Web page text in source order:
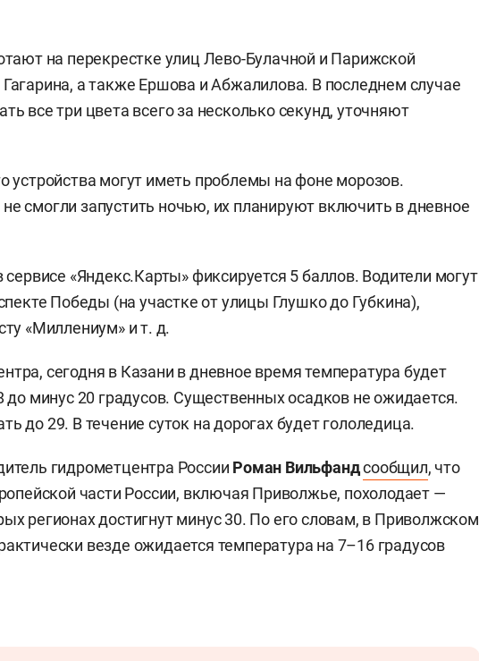
на перекрестке улиц Лево-Булачной и Парижской
а также Ершова и Абжалилова. В последнем случае
все три цвета всего за несколько секунд, уточняют
устройства могут иметь проблемы на фоне морозов.
смогли запустить ночью, их планируют включить в дневное
«Яндекс.Карты» фиксируется 5 баллов. Водители могут
Победы (на участке от улицы Глушко до Губкина),
«Миллениум» и т. д.
сегодня в Казани в дневное время температура будет
до минус 20 градусов. Существенных осадков не ожидается.
до 29. В течение суток на дорогах будет гололедица.
гидрометцентра России Роман Вильфандсообщил, что
части России, включая Приволжье, похолодает —
регионах достигнут минус 30. По его словам, в Приволжском
везде ожидается температура на 7–16 градусов